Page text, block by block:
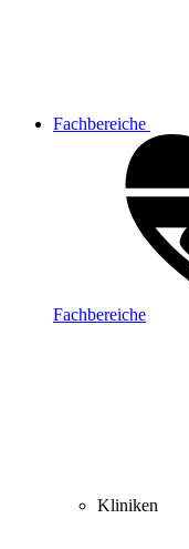
Fachbereiche
Fachbereiche
Kliniken